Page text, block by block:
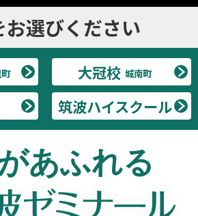
お選びください
大冠校 城南町
筑波ハイスクール
あふれる